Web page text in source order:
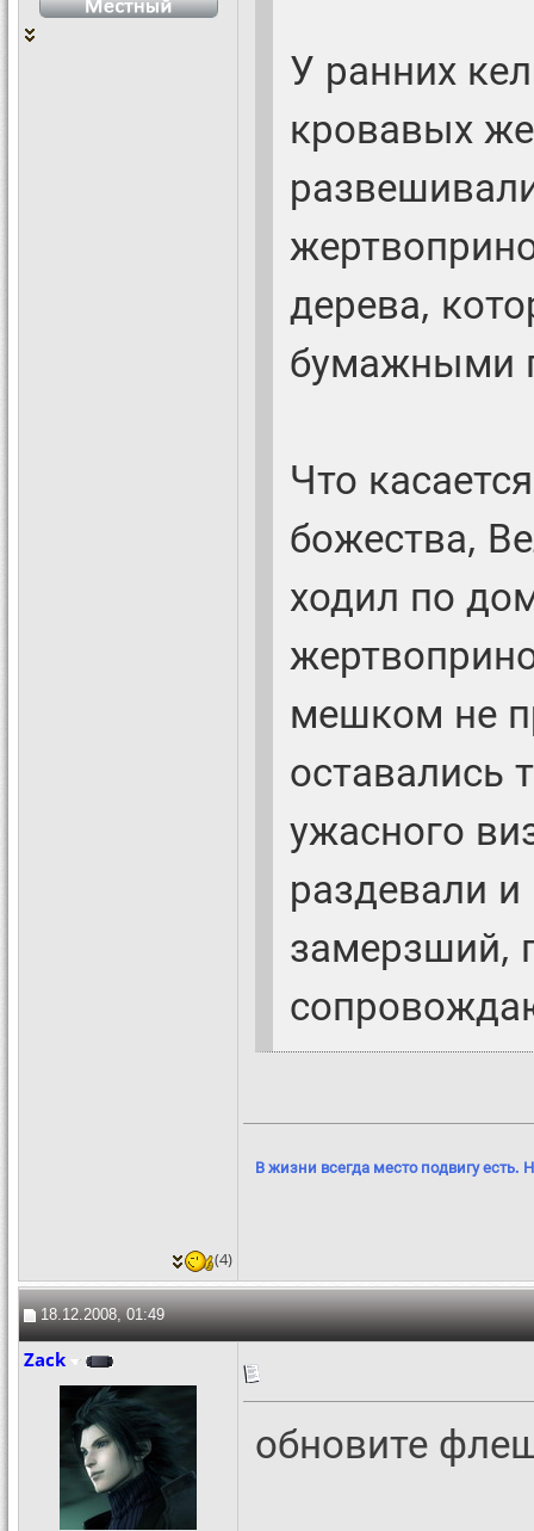
У ранних
кровавых
дерева,
бумажными
Что
божества,
ходил по
мешком не
оставались
ужасного
раздевали
замерзший,
В жизни всегда место подвигу есть.
(4)
18.12.2008, 01:49
Zack
обновите